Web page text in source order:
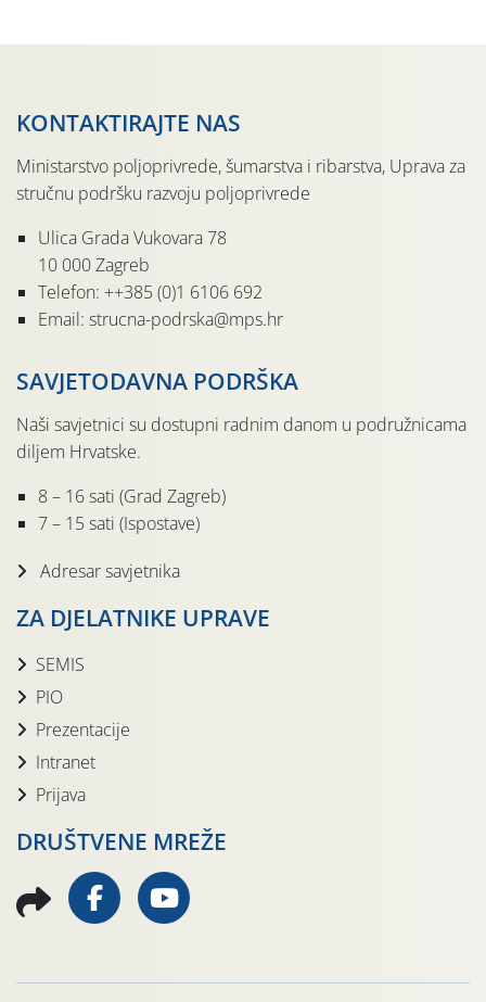
KONTAKTIRAJTE NAS
Ministarstvo poljoprivrede, šumarstva i ribarstva, Uprava za
stručnu podršku razvoju poljoprivrede
Ulica Grada Vukovara 78
10 000 Zagreb
Telefon: ++385 (0)1 6106 692
Email: strucna-podrska@mps.hr
SAVJETODAVNA PODRŠKA
Naši savjetnici su dostupni radnim danom u podružnicama
diljem Hrvatske.
8 – 16 sati (Grad Zagreb)
7 – 15 sati (Ispostave)
Adresar savjetnika
ZA DJELATNIKE UPRAVE
SEMIS
PIO
Prezentacije
Intranet
Prijava
DRUŠTVENE MREŽE